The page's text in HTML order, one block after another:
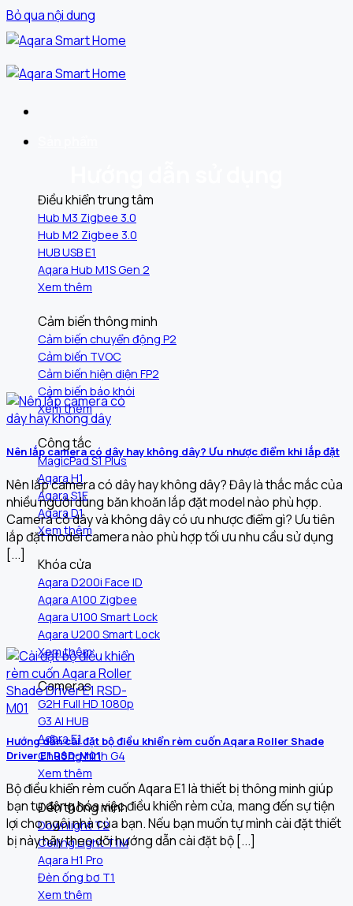
Bỏ qua nội dung
Điều khiển trung tâm
Hub M3 Zigbee 3.0
Hub M2 Zigbee 3.0
HUB USB E1
Aqara Hub M1S Gen 2
Xem thêm
Cảm biến thông minh
Cảm biến chuyển động P2
Cảm biến TVOC
Cảm biến hiện diện FP2
Cảm biến báo khói
Xem thêm
Công tắc
MagicPad S1 Plus
Aqara H1
Aqara S1E
Aqara D1
Xem thêm
Khóa cửa
Aqara D200i Face ID
Aqara A100 Zigbee
Aqara U100 Smart Lock
Aqara U200 Smart Lock
Xem thêm
Cameras
G2H Full HD 1080p
G3 AI HUB
Aqara E1
Chuông hình G4
Xem thêm
Đèn thông minh
Downlight T2
Ceiling Light T1M
Aqara H1 Pro
Đèn ống bơ T1
Xem thêm
Nên lắp camera có dây hay không dây? Ưu nhược điểm khi lắp đặt
Nên lắp camera có dây hay không dây? Đây là thắc mắc của
nhiều người dùng băn khoăn lắp đặt model nào phù hợp.
Camera có dây và không dây có ưu nhược điểm gì? Ưu tiên
lắp đặt model camera nào phù hợp tối ưu nhu cầu sử dụng
[...]
Hướng dẫn cài đặt bộ điều khiển rèm cuốn Aqara Roller Shade
Driver E1 RSD-M01
Bộ điều khiển rèm cuốn Aqara E1 là thiết bị thông minh giúp
bạn tự động hóa việc điều khiển rèm cửa, mang đến sự tiện
lợi cho ngôi nhà của bạn. Nếu bạn muốn tự mình cài đặt thiết
bị này hãy theo dõi hướng dẫn cài đặt bộ [...]